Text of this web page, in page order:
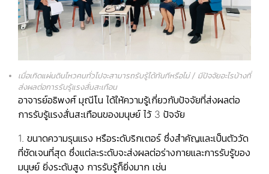
เมื่อเกิดแผ่นดินไหวคนทั่วไปจะสามารถรับรู้ได้ทันทีหรือไม่/ มีปัจจัยอะไรบ้างที่
ส่งผลต่อการรับรู้แรงสั่นสะเทือน
อาจารย์อธิพงศ์ มุณีโน ได้ให้ความรู้เกี่ยวกับปัจจัยที่ส่งผลต่อ
การรับรู้แรงสั่นสะเทือนของมนุษย์ ไว้ 3 ปัจจัย
1. ขนาดความรุนแรง หรือระดับริกเตอร์ ซึ่งสำคัญและเป็นตัววัด
ที่ชัดเจนที่สุด ซึ่งแต่ละระดับจะส่งผลต่อร่างกายและการรับรู้ของ
มนุษย์ ยิ่งระดับสูง การรับรู้ก็ยิ่งมาก เช่น